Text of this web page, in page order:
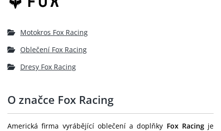
Motokros Fox Racing
Oblečení Fox Racing
Dresy Fox Racing
O značce Fox Racing
Americká firma vyrábějící oblečení a doplňky Fox Racingje